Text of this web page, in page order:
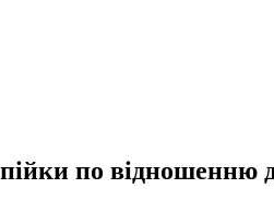
по відношенню